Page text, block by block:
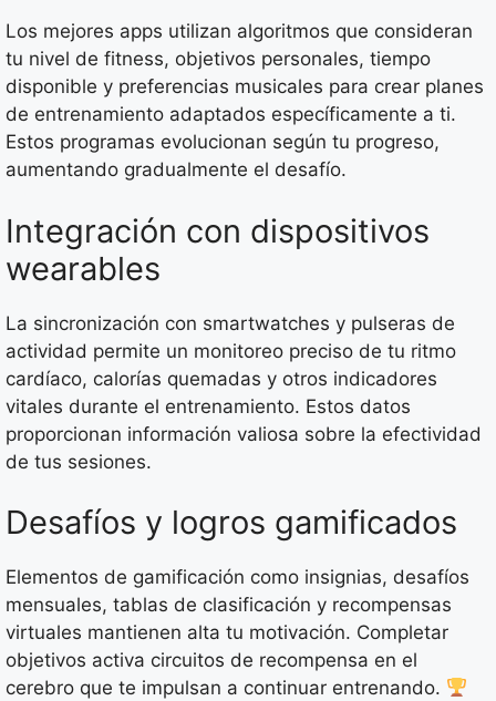
Los mejores apps utilizan algoritmos que consideran
tu nivel de fitness, objetivos personales, tiempo
disponible y preferencias musicales para crear planes
de entrenamiento adaptados específicamente a ti.
Estos programas evolucionan según tu progreso,
aumentando gradualmente el desafío.
Integración con dispositivos
wearables
La sincronización con smartwatches y pulseras de
actividad permite un monitoreo preciso de tu ritmo
cardíaco, calorías quemadas y otros indicadores
vitales durante el entrenamiento. Estos datos
proporcionan información valiosa sobre la efectividad
de tus sesiones.
Desafíos y logros gamificados
Elementos de gamificación como insignias, desafíos
mensuales, tablas de clasificación y recompensas
virtuales mantienen alta tu motivación. Completar
objetivos activa circuitos de recompensa en el
cerebro que te impulsan a continuar entrenando.